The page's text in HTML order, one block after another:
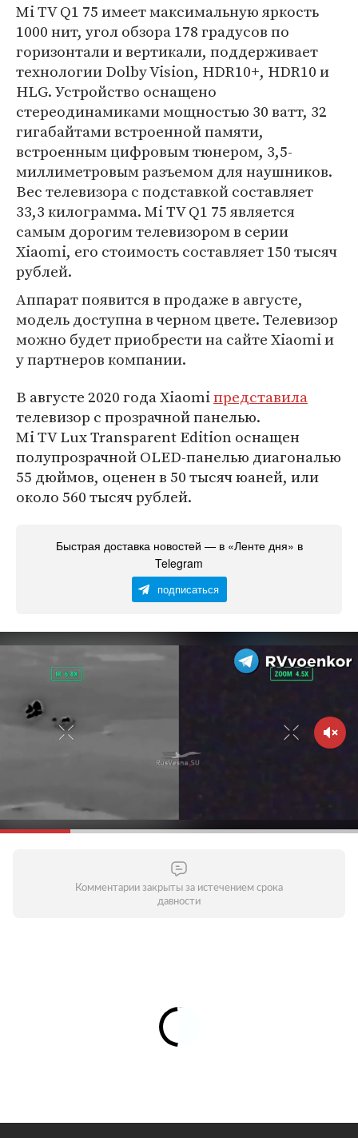
Mi TV Q1 75 имеет максимальную яркость
1000 нит, угол обзора 178 градусов по
горизонтали и вертикали, поддерживает
технологии Dolby Vision, HDR10+, HDR10 и
HLG. Устройство оснащено
стереодинамиками мощностью 30 ватт, 32
гигабайтами встроенной памяти,
встроенным цифровым тюнером, 3,5-
миллиметровым разъемом для наушников.
Вес телевизора с подставкой составляет
33,3 килограмма. Mi TV Q1 75 является
самым дорогим телевизором в серии
Xiaomi, его стоимость составляет 150 тысяч
рублей.
Аппарат появится в продаже в августе,
модель доступна в черном цвете. Телевизор
можно будет приобрести на сайте Xiaomi и
у партнеров компании.
В августе 2020 года Xiaomiпредставила
телевизор с прозрачной панелью.
Mi TV Lux Transparent Edition оснащен
полупрозрачной OLED-панелью диагональю
55 дюймов, оценен в 50 тысяч юаней, или
около 560 тысяч рублей.
Быстрая доставка новостей — в «Ленте дня» в
Telegram
подписаться
Комментарии закрыты за истечением срока
давности